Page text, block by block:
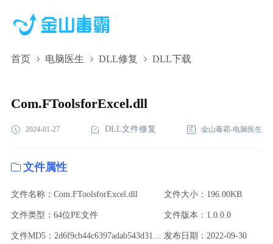
首页 电脑医生 DLL修复 DLL下载
Com.FToolsforExcel.dll,Com.FToolsforExcel.dll下
Com.FToolsforExcel.dll
2024-01-27 DLL文件修复 金山毒霸-电脑医生
文件属性
文件名称：Com.FToolsforExcel.dll 文件大小：196.00KB
文件类型：64位PE文件 文件版本：1.0.0.0
文件MD5：2d6f9cb44c6397adab543d318b4cceed 发布日期：2022-09-30